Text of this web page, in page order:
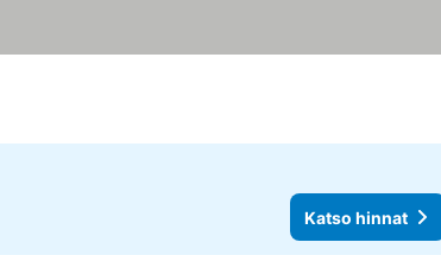
Katso hinnat